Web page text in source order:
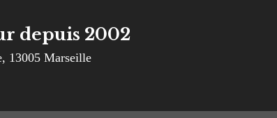
depuis 2002
13005 Marseille